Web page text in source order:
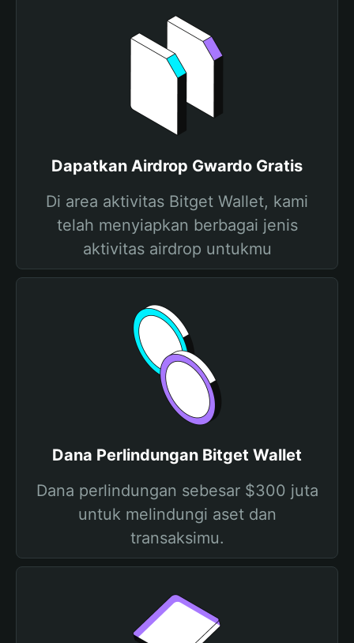
Dapatkan Airdrop Gwardo Gratis
Di area aktivitas Bitget Wallet, kami
telah menyiapkan berbagai jenis
aktivitas airdrop untukmu
Dana Perlindungan Bitget Wallet
Dana perlindungan sebesar $300 juta
untuk melindungi aset dan
transaksimu.